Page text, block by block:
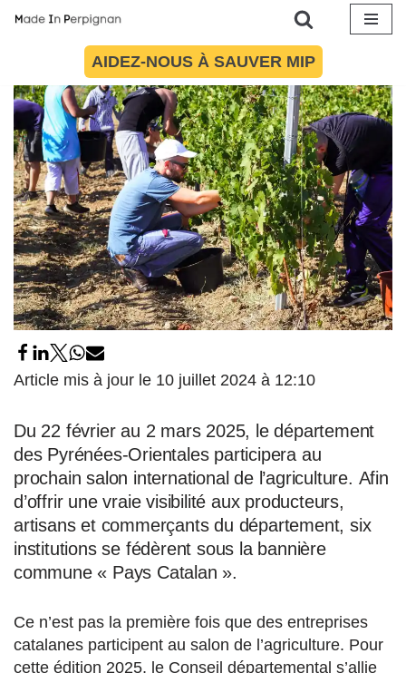
contenu
AIDEZ-NOUS À SAUVER MIP
Orientales en 2025
10 juillet 2024 parCélia Lespinasse Société
Article mis à jour le 10 juillet 2024 à 12:10
Du 22 février au 2 mars 2025, le département
des Pyrénées-Orientales participera au
prochain salon international de l’agriculture. Afin
d’offrir une vraie visibilité aux producteurs,
artisans et commerçants du département, six
institutions se fédèrent sous la bannière
commune « Pays Catalan ».
Ce n’est pas la première fois que des entreprises
catalanes participent au salon de l’agriculture. Pour
cette édition 2025, le Conseil départemental s’allie